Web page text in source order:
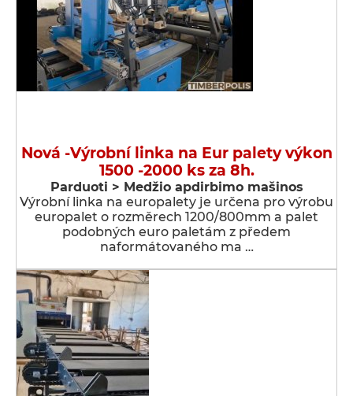
Nová -Výrobní linka na Eur palety výkon
1500 -2000 ks za 8h.
Parduoti > Medžio apdirbimo mašinos
Výrobní linka na europalety je určena pro výrobu
europalet o rozměrech 1200/800mm a palet
podobných euro paletám z předem
naformátovaného ma …